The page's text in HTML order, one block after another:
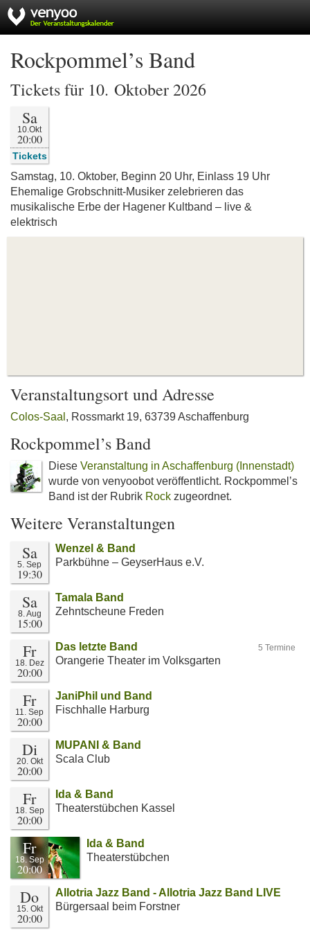
Rockpommel’s Band
Tickets für 10. Oktober 2026
Sa
10.Okt
20:00
Tickets
Samstag, 10. Oktober, Beginn 20 Uhr, Einlass 19 Uhr
Ehemalige Grobschnitt-Musiker zelebrieren das
musikalische Erbe der Hagener Kultband – live &
elektrisch
Veranstaltungsort und Adresse
Colos-Saal , Rossmarkt 19, 63739 Aschaffenburg
Rockpommel’s Band
Diese Veranstaltung in Aschaffenburg (Innenstadt)
wurde von venyoobot veröffentlicht. Rockpommel’s
Band ist der Rubrik Rock zugeordnet.
Weitere Veranstaltungen
Sa
5. Sep
19:30
Wenzel & Band
Parkbühne – GeyserHaus e.V.
Sa
8. Aug
15:00
Tamala Band
Zehntscheune Freden
Fr
18. Dez
20:00
5 Termine
Das letzte Band
Orangerie Theater im Volksgarten
Fr
11. Sep
20:00
JaniPhil und Band
Fischhalle Harburg
Di
20. Okt
20:00
MUPANI & Band
Scala Club
Fr
18. Sep
20:00
Ida & Band
Theaterstübchen Kassel
Fr
18. Sep
20:00
Ida & Band
Theaterstübchen
Do
15. Okt
20:00
Allotria Jazz Band - Allotria Jazz Band LIVE
Bürgersaal beim Forstner